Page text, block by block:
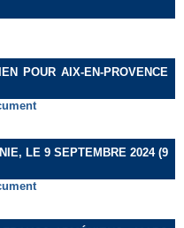
POUR AIX-EN-PROVENCE
LE 9 SEPTEMBRE 2024 (9